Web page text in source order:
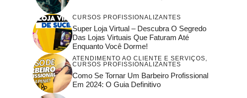
CURSOS PROFISSIONALIZANTES
Super Loja Virtual – Descubra O Segredo
Das Lojas Virtuais Que Faturam Até
Enquanto Você Dorme!
ATENDIMENTO AO CLIENTE E SERVIÇOS
CURSOS PROFISSIONALIZANTES
Como Se Tornar Um Barbeiro Profissional
Em 2024: O Guia Definitivo